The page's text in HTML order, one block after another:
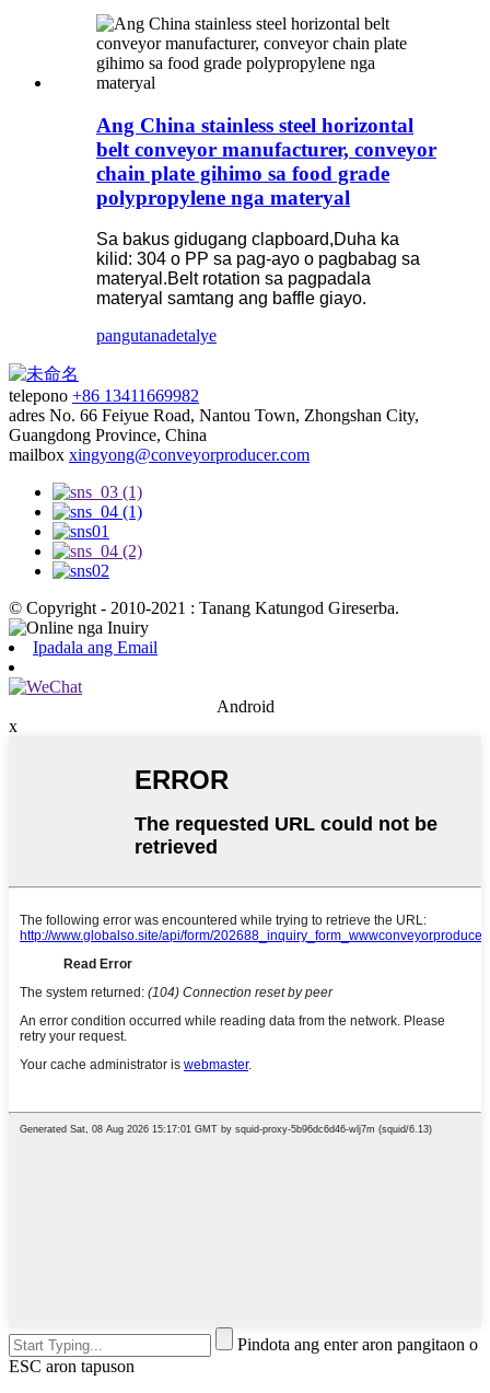
Ang China stainless steel horizontal
belt conveyor manufacturer, conveyor
chain plate gihimo sa food grade
polypropylene nga materyal
Sa bakus gidugang clapboard,Duha ka
kilid: 304 o PP sa pag-ayo o pagbabag sa
materyal.Belt rotation sa pagpadala
materyal samtang ang baffle giayo.
pangutanadetalye
telepono +86 13411669982
adres No. 66 Feiyue Road, Nantou Town, Zhongshan City,
Guangdong Province, China
mailbox xingyong@conveyorproducer.com
© Copyright - 2010-2021 : Tanang Katungod Gireserba.
Ipadala ang Email
Android
x
Pindota ang enter aron pangitaon o
ESC aron tapuson